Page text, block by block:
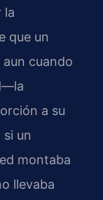
la
que un
cuando
a su
un
montaba
llevaba